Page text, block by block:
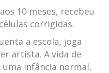
10 meses, recebeu
corrigidas.
a escola, joga
artista. A vida de
infância normal,